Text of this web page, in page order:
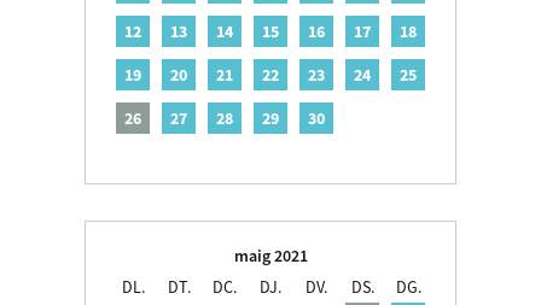
12
13 14 15 16 17
18
19
20 21 22 23 24
25
26
27 28 29 30
maig 2021
DL.
DT. DC. DJ. DV. DS.
DG.